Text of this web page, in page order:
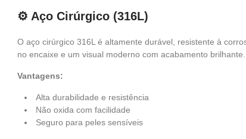
⚙️ Aço Cirúrgico (316L)
O aço cirúrgico 316L é altamente durável, resistente à
no encaixe e um visual moderno com acabamento
Vantagens:
Alta durabilidade e resistência
Não oxida com facilidade
Seguro para peles sensíveis